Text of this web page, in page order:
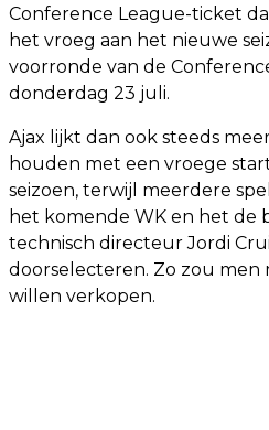
Conference League-ticket
het vroeg aan het nieuwe
voorronde van de
donderdag 23 juli.
Ajax lijkt dan ook steeds
houden met een vroege
seizoen, terwijl meerdere
het komende WK en het de
technisch directeur Jordi
doorselecteren. Zo zou men
willen verkopen.